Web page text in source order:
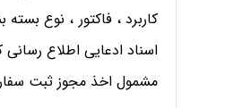
کاربرد ، فاکتور ، نوع
اسناد ادعایی اطلاع
مشمول اخذ مجوز ثبت